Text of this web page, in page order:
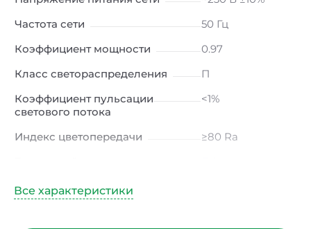
Частота сети
50 Гц
Коэффициент мощности
0.97
Класс светораспределения
П
Коэффициент пульсации
светового потока
<1%
Индекс цветопередачи
≥80 Ra
Угол рассеивания